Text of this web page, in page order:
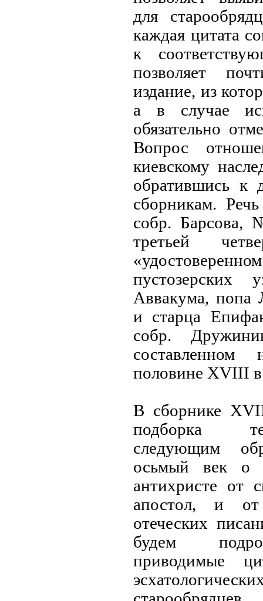
для
каждая цитата
к
позволяет
издание, из
а в случае
обязательно
Вопрос
киевскому
обратившись к
сборникам.
собр. Барсова,
третьей
пустозерских
Аввакума, попа
и старца
собр.
половине XVIII
В сборнике
подборка
следующим
осьмый век о
антихристе от
апостол, и
отеческих
будем
приводимые